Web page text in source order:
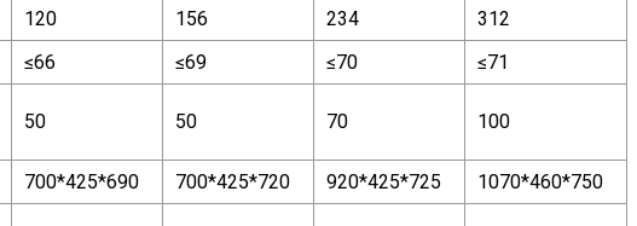
120 156 234
312
≤66 ≤69 ≤70
≤71
50 50 70 100
700*425*690 700*425*720 920*425*725
1070*460*750